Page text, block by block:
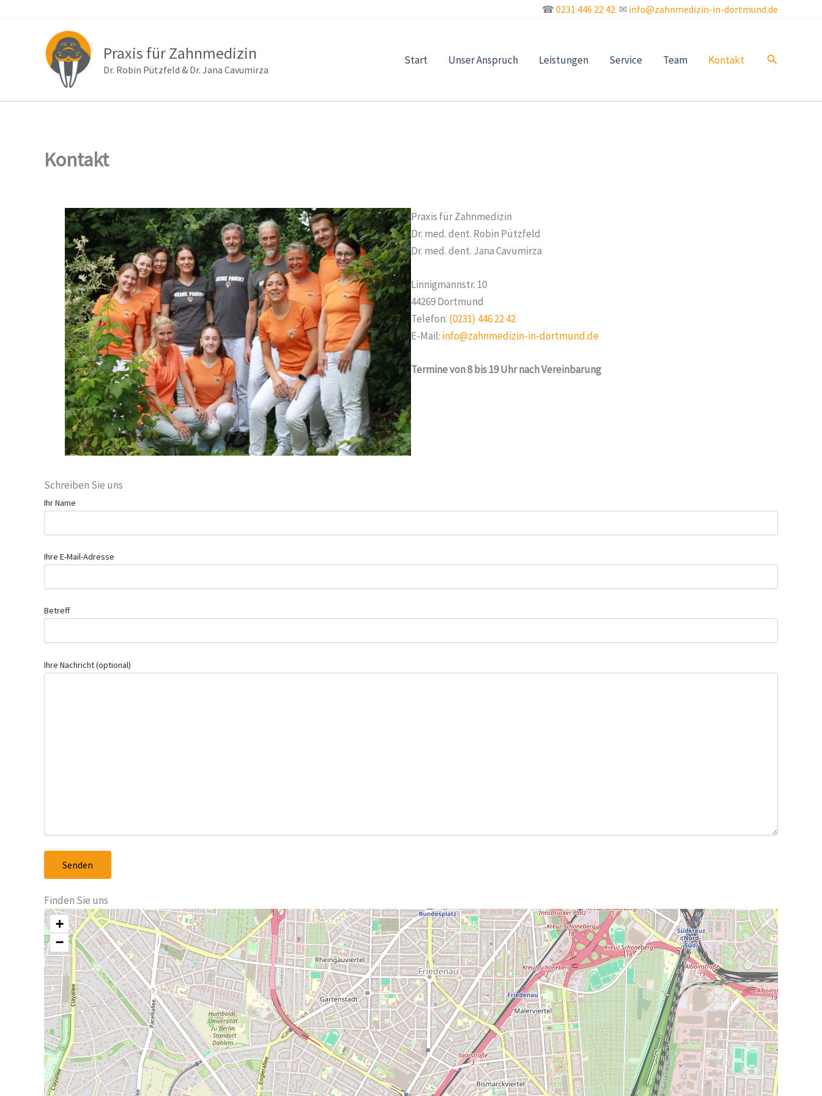
☎ 0231 446 22 42 ✉ info@zahnmedizin-in-dortmund.de
Praxis für Zahnmedizin
Dr. Robin Pützfeld & Dr. Jana Cavumirza
Start Unser Anspruch Leistungen Service Team Kontakt Suchen
Kontakt
Praxis für Zahnmedizin
Dr. med. dent. Robin Pützfeld
Dr. med. dent. Jana Cavumirza
Linnigmannstr. 10
44269 Dortmund
Telefon: (0231) 446 22 42
E-Mail: info@zahnmedizin-in-dortmund.de
Termine von 8 bis 19 Uhr nach Vereinbarung
Schreiben Sie uns
Ihr Name
Ihre E-Mail-Adresse
Betreff
Ihre Nachricht (optional)
Finden Sie uns
+
−